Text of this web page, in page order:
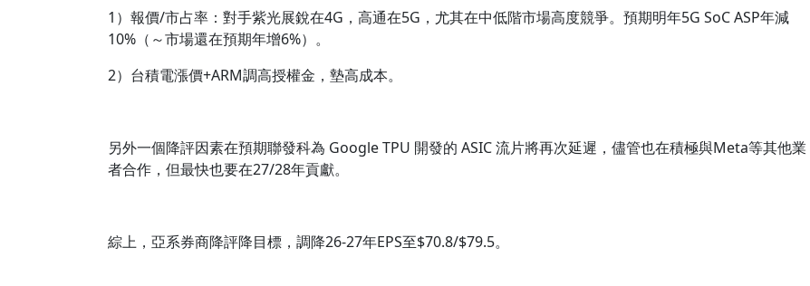
1）報價/市占率：對手紫光展銳在4G，高通在5G，尤其在中低階市場高度競爭。預期明年5G SoC ASP年減
10%（～市場還在預期年增6%）。
2）台積電漲價+ARM調高授權金，墊高成本。
另外一個降評因素在預期聯發科為 Google TPU 開發的 ASIC 流片將再次延遲，儘管也在積極與Meta等其他業
者合作，但最快也要在27/28年貢獻。
綜上，亞系券商降評降目標，調降26-27年EPS至$70.8/$79.5。